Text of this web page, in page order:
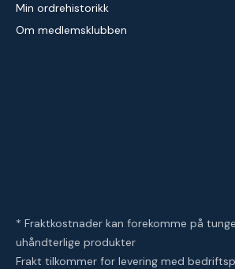
Min ordrehistorikk
Om medlemsklubben
* Fraktkostnader kan forekomme på
uhåndterlige produkter
Frakt tilkommer for levering med